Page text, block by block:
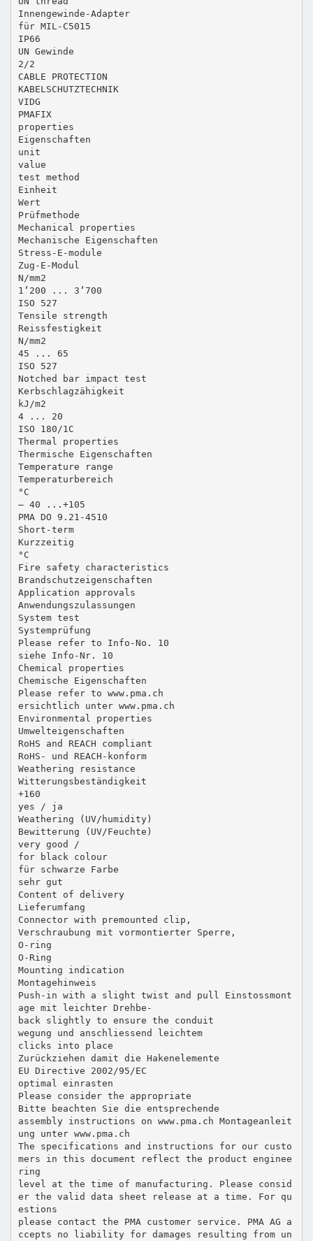
Innengewinde-Adapter
für MIL-C5015
IP66
UN Gewinde
2/2
CABLE PROTECTION
KABELSCHUTZTECHNIK
VIDG
PMAFIX
properties
Eigenschaften
unit
value
test method
Einheit
Wert
Prüfmethode
Mechanical properties
Mechanische Eigenschaften
Stress-E-module
Zug-E-Modul
N/mm2
1‘200 ... 3‘700
ISO 527
Tensile strength
Reissfestigkeit
N/mm2
45 ... 65
ISO 527
Notched bar impact test
Kerbschlagzähigkeit
kJ/m2
4 ... 20
ISO 180/1C
Thermal properties
Thermische Eigenschaften
Temperature range
Temperaturbereich
°C
– 40 ...+105
PMA DO 9.21-4510
Short-term
Kurzzeitig
°C
Fire safety characteristics
Brandschutzeigenschaften
Application approvals
Anwendungszulassungen
System test
Systemprüfung
Please refer to Info-No. 10
siehe Info-Nr. 10
Chemical properties
Chemische Eigenschaften
Please refer to www.pma.ch
ersichtlich unter www.pma.ch
Environmental properties
Umwelteigenschaften
RoHS and REACH compliant
RoHS- und REACH-konform
Weathering resistance
Witterungsbeständigkeit
+160
yes / ja
Weathering (UV/humidity)
Bewitterung (UV/Feuchte)
very good /
for black colour
für schwarze Farbe
sehr gut
Content of delivery
Lieferumfang
Connector with premounted clip,
Verschraubung mit vormontierter Sperre,
O-ring
O-Ring
Mounting indication
Montagehinweis
Push-in with a slight twist and pull Einstossmont
age mit leichter Drehbe-
back slightly to ensure the conduit
wegung und anschliessend leichtem
clicks into place
Zurückziehen damit die Hakenelemente
EU Directive 2002/95/EC
optimal einrasten
Please consider the appropriate
Bitte beachten Sie die entsprechende
assembly instructions on www.pma.ch Montageanleit
ung unter www.pma.ch
The specifications and instructions for our custo
mers in this document reflect the product enginee
ring
level at the time of manufacturing. Please consid
er the valid data sheet release at a time. For qu
estions
please contact the PMA customer service. PMA AG a
ccepts no liability for damages resulting from un